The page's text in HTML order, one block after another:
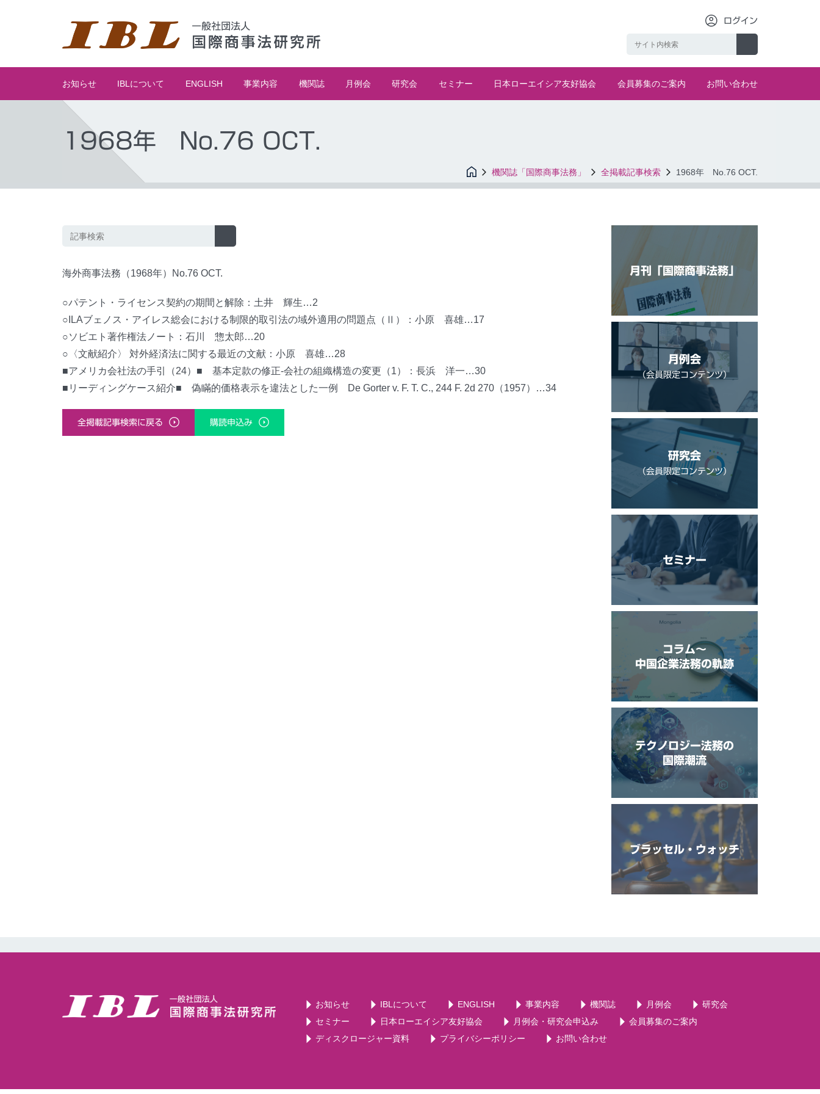
ログイン
お知らせ IBLについて ENGLISH 事業内容 機関誌 月例会 研究会 セミナー 日本ローエイシア友好協会 会員募集のご案内 お問い合わせ
1968年 No.76 OCT.
機関誌「国際商事法務」 全掲載記事検索 1968年 No.76 OCT.
海外商事法務（1968年）No.76 OCT.
○パテント・ライセンス契約の期間と解除：土井 輝生…2
○ILAブェノス・アイレス総会における制限的取引法の域外適用の問題点（Ⅱ）：小原 喜雄…17
○ソビエト著作権法ノート：石川 惣太郎…20
○〈文献紹介〉 対外経済法に関する最近の文献：小原 喜雄…28
■アメリカ会社法の手引（24）■ 基本定款の修正-会社の組織構造の変更（1）：長浜 洋一…30
■リーディングケース紹介■ 偽瞞的価格表示を違法とした一例 De Gorter v. F. T. C., 244 F. 2d 270（1957）…34
全掲載記事検索に戻る 購読申込み
月刊「国際商事法務」
月例会
（会員限定コンテンツ）
研究会
（会員限定コンテンツ）
セミナー
コラム〜
中国企業法務の軌跡
テクノロジー法務の
国際潮流
ブラッセル・ウォッチ
お知らせ IBLについて ENGLISH 事業内容 機関誌 月例会
研究会
セミナー
日本ローエイシア友好協会 月例会・研究会申込み
会員募集のご案内
ディスクロージャー資料
プライバシーポリシー お問い合わせ